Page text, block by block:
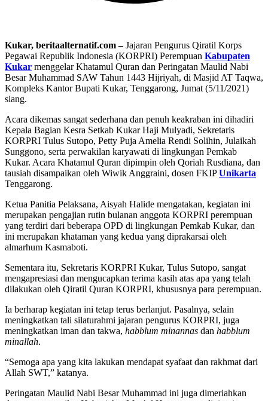
Kukar, beritaalternatif.com –Jajaran Pengurus Qiratil Korps
Pegawai Republik Indonesia (KORPRI) Perempuan Kabupaten
Kukar menggelar Khatamul Quran dan Peringatan Maulid Nabi
Besar Muhammad SAW Tahun 1443 Hijriyah, di Masjid AT Taqwa,
Kompleks Kantor Bupati Kukar, Tenggarong, Jumat (5/11/2021)
siang.
Acara dikemas sangat sederhana dan penuh keakraban ini dihadiri
Kepala Bagian Kesra Setkab Kukar Haji Mulyadi, Sekretaris
KORPRI Tulus Sutopo, Petty Puja Amelia Rendi Solihin, Julaikah
Sunggono, serta perwakilan karyawati di lingkungan Pemkab
Kukar. Acara Khatamul Quran dipimpin oleh Qoriah Rusdiana, dan
tausiah disampaikan oleh Wiwik Anggraini, dosen FKIPUnikarta
Tenggarong.
Ketua Panitia Pelaksana, Aisyah Halide mengatakan, kegiatan ini
merupakan pengajian rutin bulanan anggota KORPRI perempuan
yang terdiri dari beberapa OPD di lingkungan Pemkab Kukar, dan
ini merupakan khataman yang kedua yang diprakarsai oleh
almarhum Kasmaboti.
Sementara itu, Sekretaris KORPRI Kukar, Tulus Sutopo, sangat
mengapresiasi dan mengucapkan terima kasih atas apa yang telah
dilakukan oleh Qiratil Quran KORPRI, khususnya para perempuan.
Ia berharap kegiatan ini tetap terus berlanjut. Pasalnya, selain
meningkatkan tali silaturahmi jajaran pengurus KORPRI, juga
meningkatkan iman dan takwa, habblum minannas dan habblum
minallah.
“Semoga apa yang kita lakukan mendapat syafaat dan rakhmat dari
Allah SWT,” katanya.
Peringatan Maulid Nabi Besar Muhammad ini juga dimeriahkan